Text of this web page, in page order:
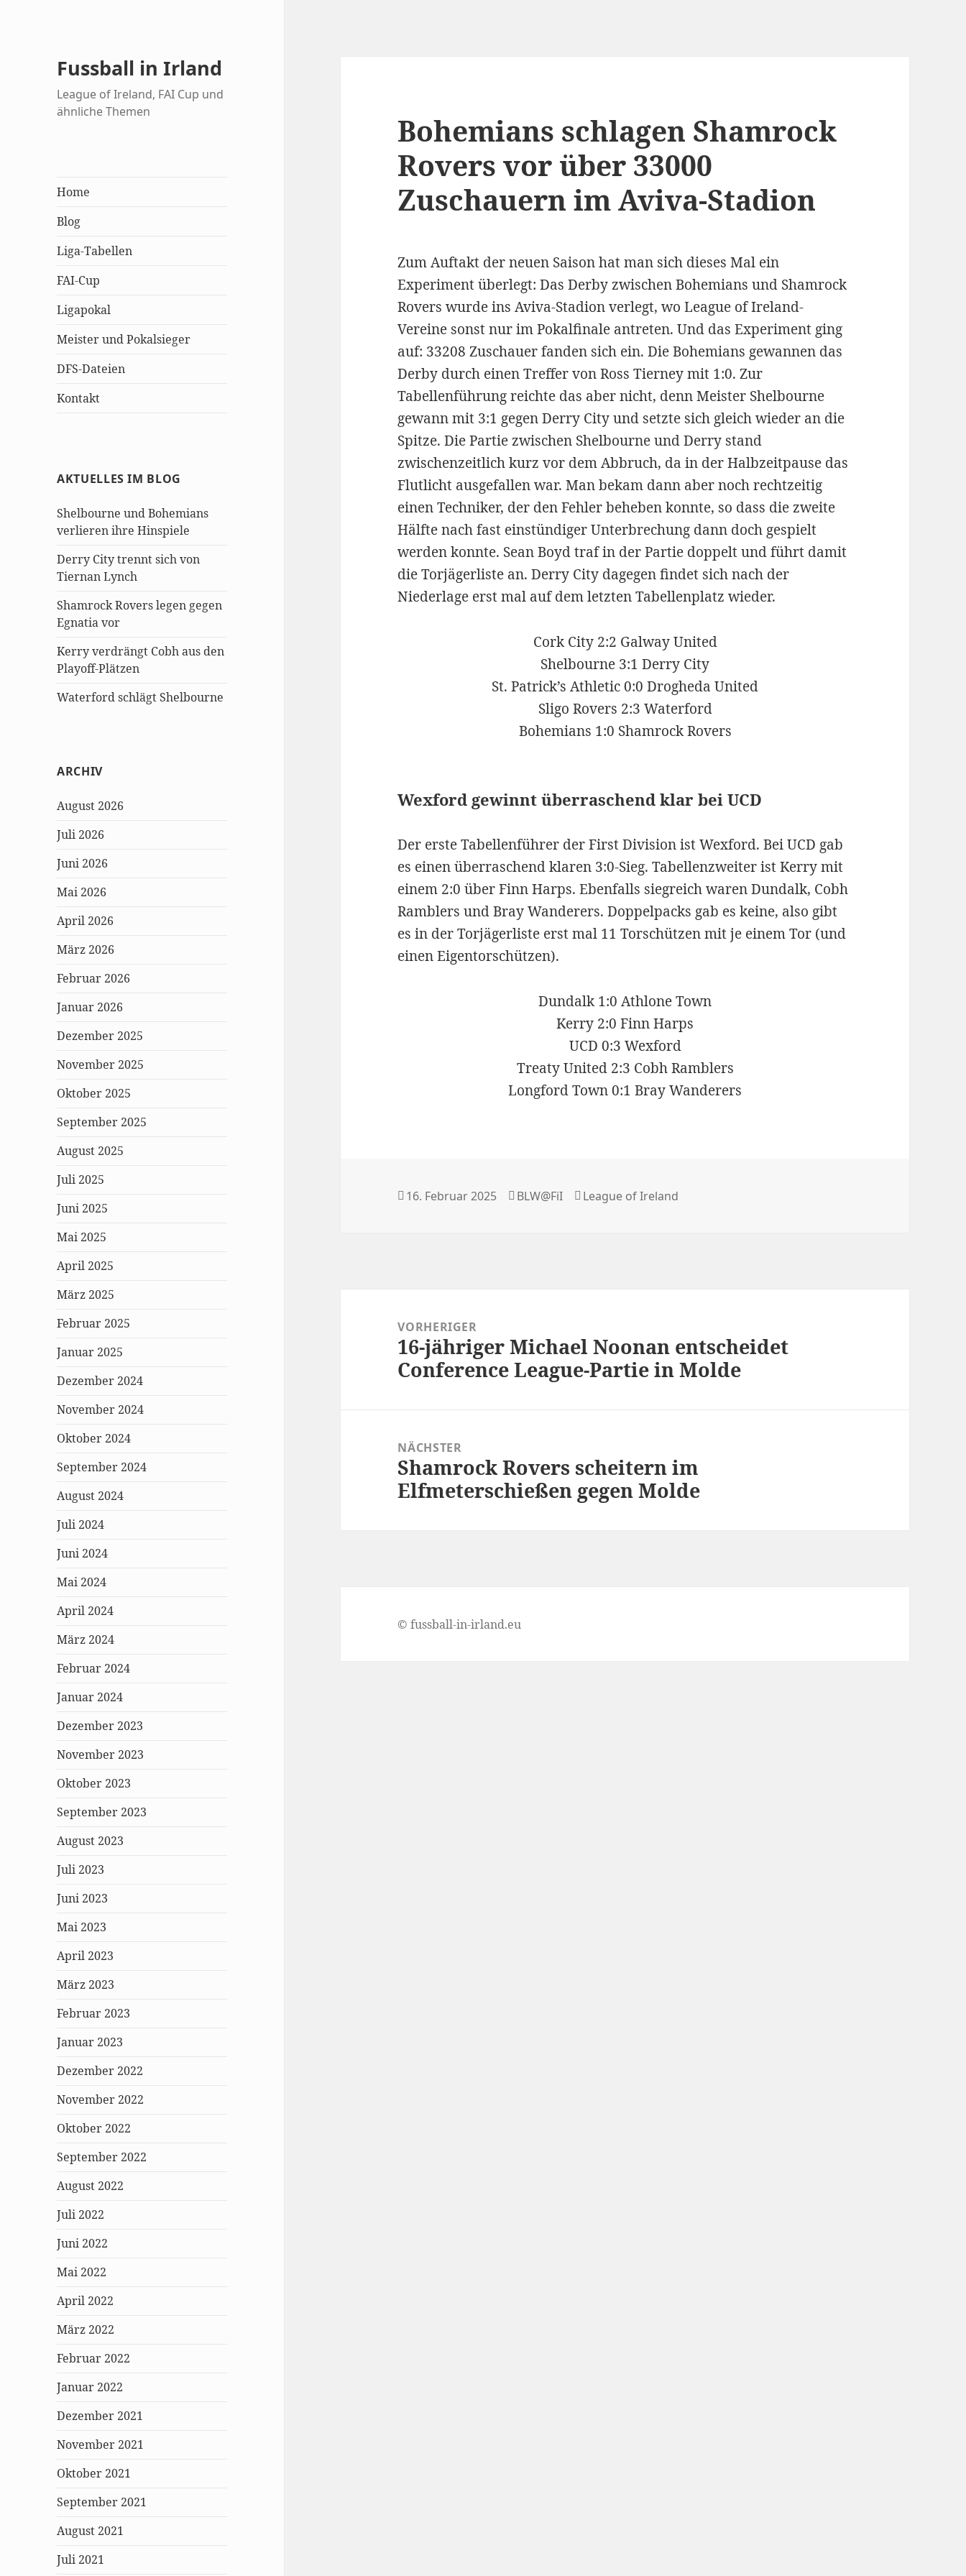
Fussball in Irland
League of Ireland, FAI Cup und
ähnliche Themen
Home
Blog
Liga-Tabellen
FAI-Cup
Ligapokal
Meister und Pokalsieger
DFS-Dateien
Kontakt
AKTUELLES IM BLOG
Shelbourne und Bohemians
verlieren ihre Hinspiele
Derry City trennt sich von
Tiernan Lynch
Shamrock Rovers legen gegen
Egnatia vor
Kerry verdrängt Cobh aus den
Playoff-Plätzen
Waterford schlägt Shelbourne
ARCHIV
August 2026
Juli 2026
Juni 2026
Mai 2026
April 2026
März 2026
Februar 2026
Januar 2026
Dezember 2025
November 2025
Oktober 2025
September 2025
August 2025
Juli 2025
Juni 2025
Mai 2025
April 2025
März 2025
Februar 2025
Januar 2025
Dezember 2024
November 2024
Oktober 2024
September 2024
August 2024
Juli 2024
Juni 2024
Mai 2024
April 2024
März 2024
Februar 2024
Januar 2024
Dezember 2023
November 2023
Oktober 2023
September 2023
August 2023
Juli 2023
Juni 2023
Mai 2023
April 2023
März 2023
Februar 2023
Januar 2023
Dezember 2022
November 2022
Oktober 2022
September 2022
August 2022
Juli 2022
Juni 2022
Mai 2022
April 2022
März 2022
Februar 2022
Januar 2022
Dezember 2021
November 2021
Oktober 2021
September 2021
August 2021
Juli 2021
Bohemians schlagen Shamrock
Rovers vor über 33000
Zuschauern im Aviva-Stadion
Zum Auftakt der neuen Saison hat man sich dieses Mal ein
Experiment überlegt: Das Derby zwischen Bohemians und Shamrock
Rovers wurde ins Aviva-Stadion verlegt, wo League of Ireland-
Vereine sonst nur im Pokalfinale antreten. Und das Experiment ging
auf: 33208 Zuschauer fanden sich ein. Die Bohemians gewannen das
Derby durch einen Treffer von Ross Tierney mit 1:0. Zur
Tabellenführung reichte das aber nicht, denn Meister Shelbourne
gewann mit 3:1 gegen Derry City und setzte sich gleich wieder an die
Spitze. Die Partie zwischen Shelbourne und Derry stand
zwischenzeitlich kurz vor dem Abbruch, da in der Halbzeitpause das
Flutlicht ausgefallen war. Man bekam dann aber noch rechtzeitig
einen Techniker, der den Fehler beheben konnte, so dass die zweite
Hälfte nach fast einstündiger Unterbrechung dann doch gespielt
werden konnte. Sean Boyd traf in der Partie doppelt und führt damit
die Torjägerliste an. Derry City dagegen findet sich nach der
Niederlage erst mal auf dem letzten Tabellenplatz wieder.
Cork City 2:2 Galway United
Shelbourne 3:1 Derry City
St. Patrick’s Athletic 0:0 Drogheda United
Sligo Rovers 2:3 Waterford
Bohemians 1:0 Shamrock Rovers
Wexford gewinnt überraschend klar bei UCD
Der erste Tabellenführer der First Division ist Wexford. Bei UCD gab
es einen überraschend klaren 3:0-Sieg. Tabellenzweiter ist Kerry mit
einem 2:0 über Finn Harps. Ebenfalls siegreich waren Dundalk, Cobh
Ramblers und Bray Wanderers. Doppelpacks gab es keine, also gibt
es in der Torjägerliste erst mal 11 Torschützen mit je einem Tor (und
einen Eigentorschützen).
Dundalk 1:0 Athlone Town
Kerry 2:0 Finn Harps
UCD 0:3 Wexford
Treaty United 2:3 Cobh Ramblers
Longford Town 0:1 Bray Wanderers
Veröffentlicht
16. Februar 2025 Autor
BLW@FiI Kategorien
League of Ireland
VORHERIGER
Vorheriger
Beitrag:
16-jähriger Michael Noonan entscheidet
Conference League-Partie in Molde
NÄCHSTER
Nächster
Beitrag:
Shamrock Rovers scheitern im
Elfmeterschießen gegen Molde
© fussball-in-irland.eu